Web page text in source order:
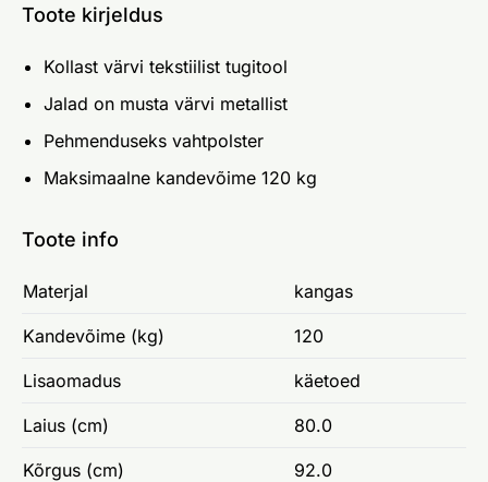
Toote kirjeldus
Kollast värvi tekstiilist tugitool
Jalad on musta värvi metallist
Pehmenduseks vahtpolster
Maksimaalne kandevõime 120 kg
Toote info
Materjal kangas
Kandevõime (kg) 120
Lisaomadus käetoed
Laius (cm) 80.0
Kõrgus (cm) 92.0